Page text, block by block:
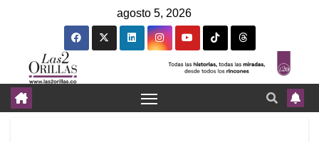
agosto 5, 2026